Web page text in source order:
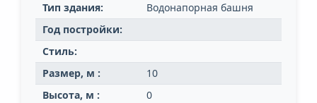
Тип здания:
Водонапорная башня
Год постройки:
Стиль:
Размер, м :
10
Высота, м :
0